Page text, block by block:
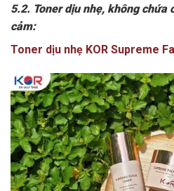
5.2. Toner dịu nhẹ, không chứa
cảm:
Toner dịu nhẹ KOR Supreme